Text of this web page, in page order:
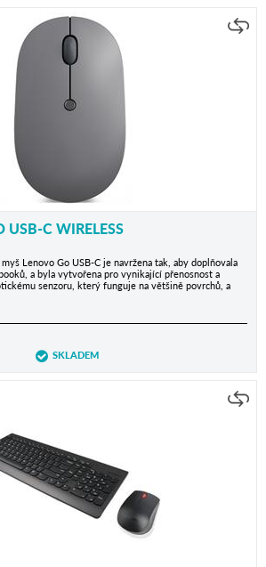
USB-C WIRELESS
Lenovo Go USB-C je navržena tak, aby doplňovala
a byla vytvořena pro vynikající přenosnost a
senzoru, který funguje na většině povrchů, a
SKLADEM